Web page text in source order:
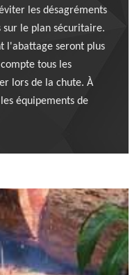
les désagréments
le plan sécuritaire.
l'abattage seront plus
tous les
lors de la chute. À
équipements de